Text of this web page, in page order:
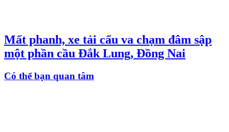
Mất phanh, xe tải cẩu va chạm đâm sập
một phần cầu Đắk Lung, Đồng Nai
Có thể bạn quan tâm